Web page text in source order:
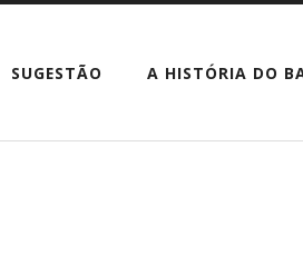
SUGESTÃO A HISTÓRIA DO